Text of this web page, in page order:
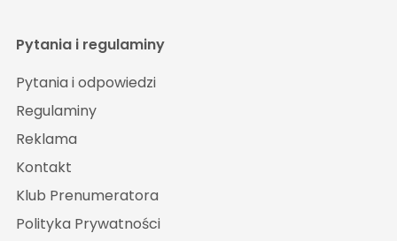
Pytania i regulaminy
Pytania i odpowiedzi
Regulaminy
Reklama
Kontakt
Klub Prenumeratora
Polityka Prywatności